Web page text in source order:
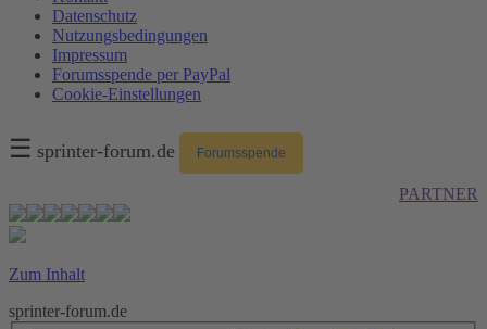
Datenschutz
Nutzungsbedingungen
Impressum
Forumsspende per PayPal
Cookie-Einstellungen
☰ sprinter-forum.de Forumsspende
PARTNER
Zum Inhalt
sprinter-forum.de